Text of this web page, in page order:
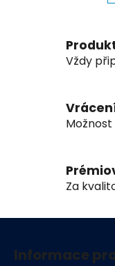
Vždy
Za
Informace